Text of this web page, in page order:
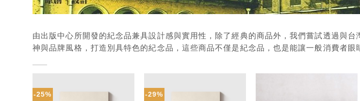
由出版中心所開發的紀念品兼具設計感與實用性，除了經典的商品外，我們嘗試透過與台
神與品牌風格，打造別具特色的紀念品，這些商品不僅是紀念品，也是能讓一般消費者眼
-25% -29%